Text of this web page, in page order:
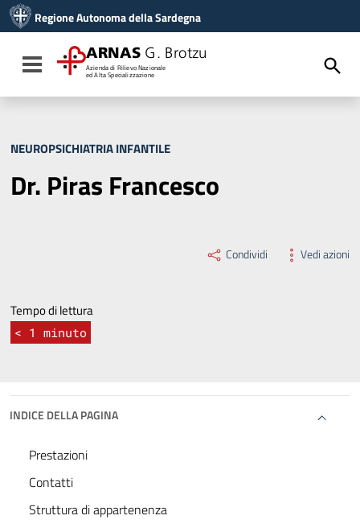
Vai al menu di navigazione
Vai al footer
Regione Autonoma della Sardegna
Toggle navigation
ARNAS G. Brotzu
Azienda di Rilievo Nazionale
ed Alta Specializzazione
NEUROPSICHIATRIA INFANTILE
Dr. Piras Francesco
Condividi Vedi azioni
Tempo di lettura
< 1 minuto
INDICE DELLA PAGINA
Prestazioni
Contatti
Struttura di appartenenza